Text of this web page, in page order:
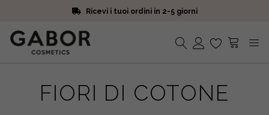
Ricevi i tuoi ordini in 2-5 giorni
Iscriviti alla Newsletter. 15% di sconto e spedizione gratuita
Ricevi i tuoi ordini in 2-5 giorni
FIORI DI COTONE